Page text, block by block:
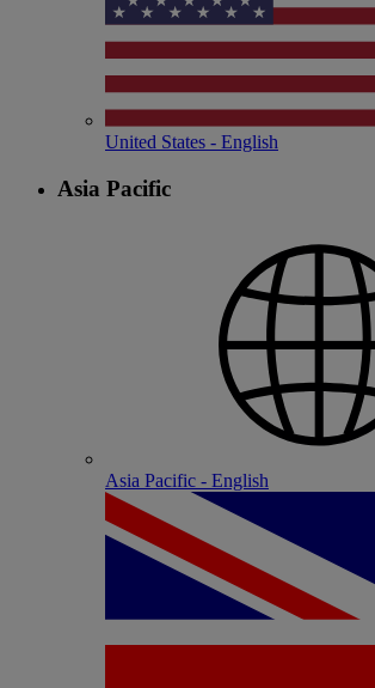
United States - English
Asia Pacific
Asia Pacific - English